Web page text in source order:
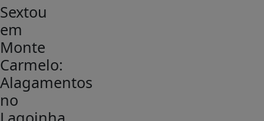
Sextou
em
Monte
Carmelo:
Alagamentos
no